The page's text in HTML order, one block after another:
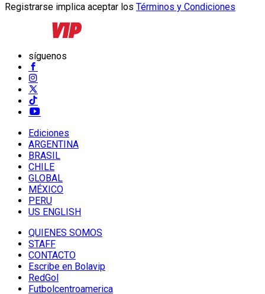
Registrarse implica aceptar los Términos y Condiciones
síguenos
Ediciones
ARGENTINA
BRASIL
CHILE
GLOBAL
MÉXICO
PERU
US ENGLISH
QUIENES SOMOS
STAFF
CONTACTO
Escribe en Bolavip
RedGol
Futbolcentroamerica